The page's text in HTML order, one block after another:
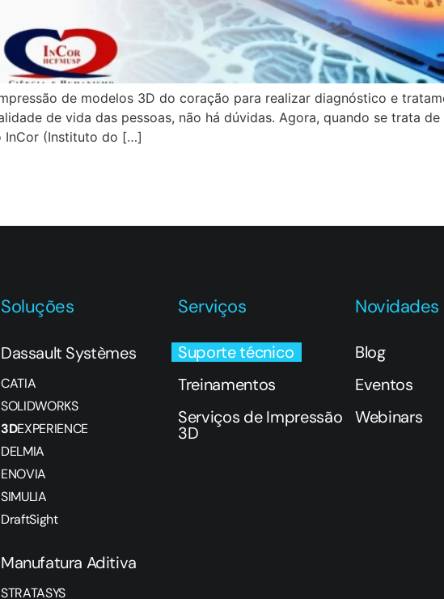
de modelos 3D do coração para realizar diagnóstico e
de vida das pessoas, não há dúvidas. Agora, quando se trata
InCor (Instituto do […]
Soluções
Dassault Systèmes
CATIA
SOLIDWORKS
3DEXPERIENCE
DELMIA
ENOVIA
SIMULIA
DraftSight
Manufatura Aditiva
STRATASYS
Serviços
Suporte técnico
Treinamentos
Serviços de Impressão
3D
Novidades
Blog
Eventos
Webinars